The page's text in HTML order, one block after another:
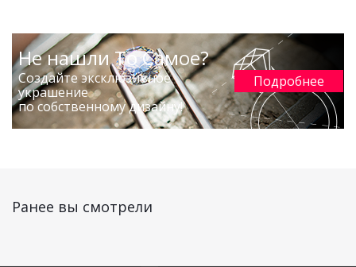
Не нашли То Самое?
Создайте эксклюзивное
украшение
по собственному дизайну!
Подробнее
Ранее вы смотрели